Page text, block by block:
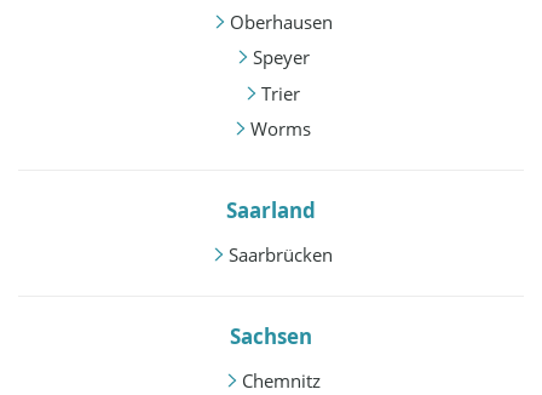
Oberhausen
Speyer
Trier
Worms
Saarland
Saarbrücken
Sachsen
Chemnitz